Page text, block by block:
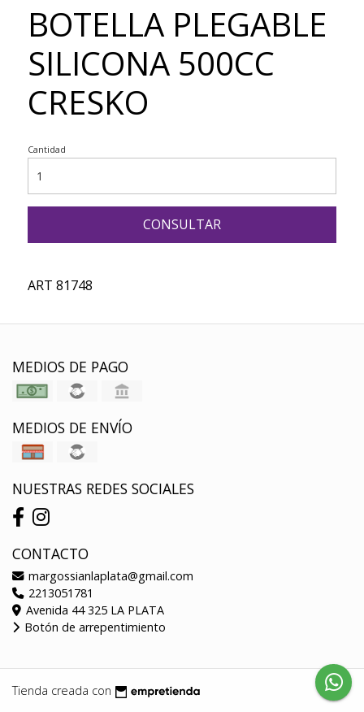
BOTELLA PLEGABLE
SILICONA 500CC
CRESKO
Cantidad
CONSULTAR
ART 81748
MEDIOS DE PAGO
MEDIOS DE ENVÍO
NUESTRAS REDES SOCIALES
CONTACTO
margossianlaplata@gmail.com
2213051781
Avenida 44 325 LA PLATA
Botón de arrepentimiento
Tienda creada con